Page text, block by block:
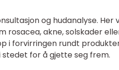
og hudanalyse. Her
rosacea, akne, solskader
i forvirringen rundt
stedet for å gjette seg frem.